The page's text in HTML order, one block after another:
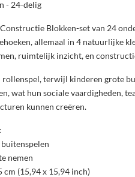
- 24-delig
Blokken-set van 24
allemaal in 4 natuurlijke
ruimtelijk inzicht, en
rollenspel, terwijl kinderen grote
wat hun sociale vaardigheden,
kunnen creëren.
nemen
(15,94 x 15,94 inch)